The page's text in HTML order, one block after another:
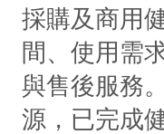
採購及商用
間、使用需
與售後服務
源，已完成